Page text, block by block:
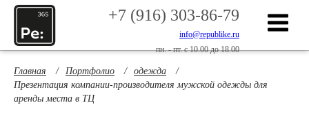
+7 (916) 303-86-79
info@republike.ru
пн. - пт. с 10.00 до 18.00
Главная / Портфолио / одежда
/
Презентация компании-производителя мужской одежды для
аренды места в ТЦ